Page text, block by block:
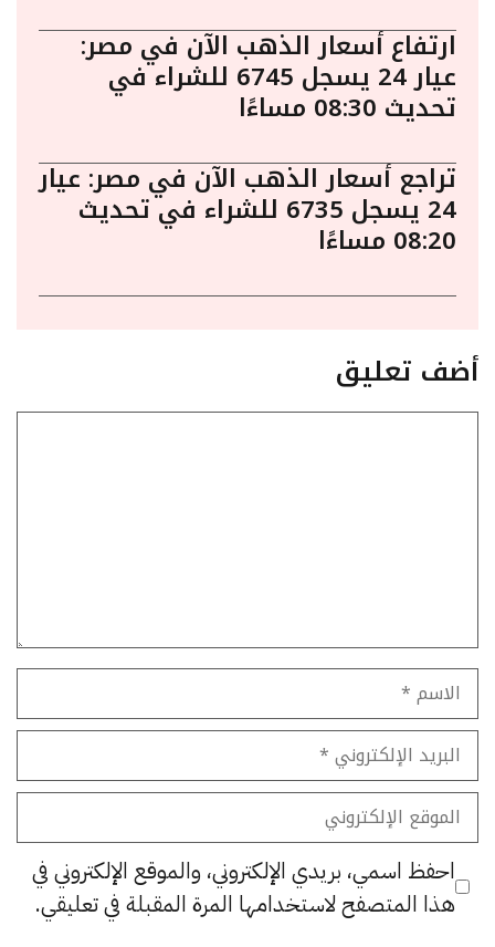
ارتفاع أسعار الذهب الآن في مصر:
عيار 24 يسجل 6745 للشراء في
تحديث 08:30 مساءًا
تراجع أسعار الذهب الآن في مصر: عيار
24 يسجل 6735 للشراء في تحديث
08:20 مساءًا
أضف تعليق
الاسم
البريد
الإلكتروني
الموقع
الإلكتروني
احفظ اسمي، بريدي الإلكتروني، والموقع الإلكتروني في
هذا المتصفح لاستخدامها المرة المقبلة في تعليقي.